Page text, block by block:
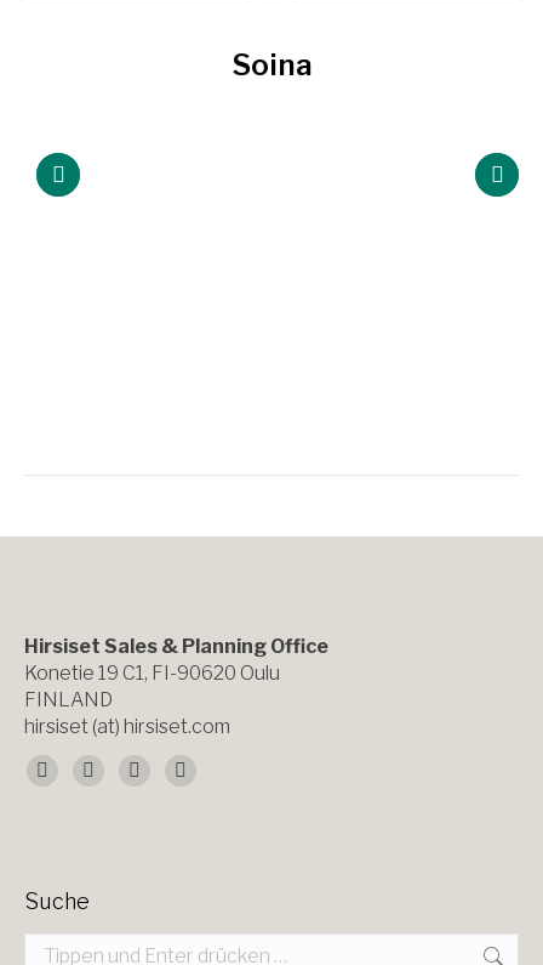
Soina
Hirsiset Sales & Planning Office
Konetie 19 C1, FI-90620 Oulu
FINLAND
hirsiset (at) hirsiset.com
Finden Sie uns auf:
Facebook
X
YouTubeInstagram
Suche
Search: